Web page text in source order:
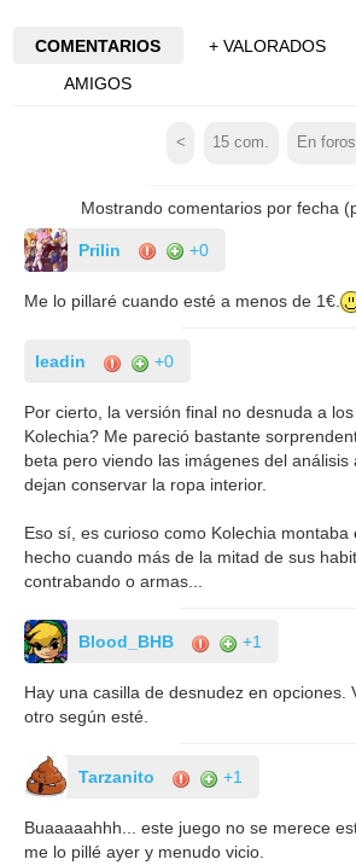
COMENTARIOS
+ VALORADOS
AMIGOS
< 15 com. En foros
Mostrando comentarios por fecha
Prilin +0
Me lo pillaré cuando esté a menos de 1€.
leadin +0
Por cierto, la versión final no desnuda a
Kolechia? Me pareció bastante
beta pero viendo las imágenes del
dejan conservar la ropa interior.
Eso sí, es curioso como Kolechia montaba
hecho cuando más de la mitad de sus
contrabando o armas...
Blood_BHB +1
Hay una casilla de desnudez en opciones.
otro según esté.
Tarzanito +1
Buaaaaahhh... este juego no se merece
me lo pillé ayer y menudo vicio.